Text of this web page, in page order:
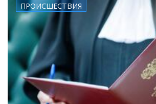
ПРОИСШЕСТВИЯ